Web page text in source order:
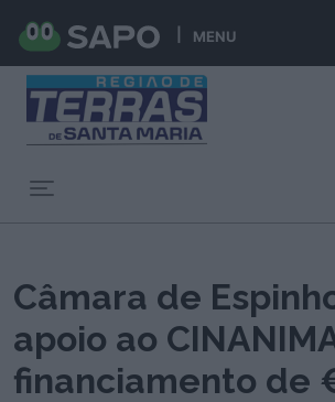
MENU
Câmara de
apoio ao
financiamento de